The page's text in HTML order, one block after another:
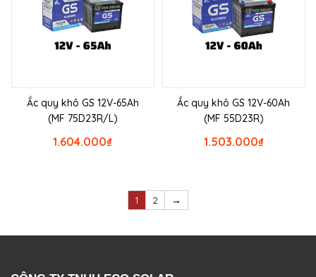
Ắc quy khô GS 12V-65Ah
(MF 75D23R/L)
₫
1.604.000
Ắc quy khô GS 12V-60Ah
(MF 55D23R)
₫
1.503.000
1 2 →